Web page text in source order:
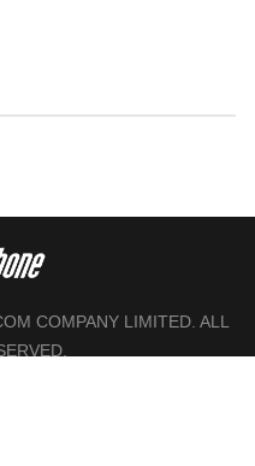
COMPANY LIMITED. ALL